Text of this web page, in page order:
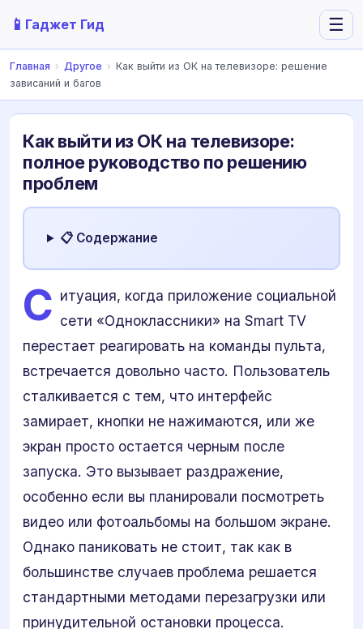
📱 Гаджет Гид ☰
Главная › Другое › Как выйти из ОК на телевизоре: решение
зависаний и багов
Как выйти из ОК на телевизоре:
полное руководство по решению
проблем
📋 Содержание
С итуация, когда приложение социальной
сети «Одноклассники» на Smart TV
перестает реагировать на команды пульта,
встречается довольно часто. Пользователь
сталкивается с тем, что интерфейс
замирает, кнопки не нажимаются, или же
экран просто остается черным после
запуска. Это вызывает раздражение,
особенно если вы планировали посмотреть
видео или фотоальбомы на большом экране.
Однако паниковать не стоит, так как в
большинстве случаев проблема решается
стандартными методами перезагрузки или
принудительной остановки процесса.